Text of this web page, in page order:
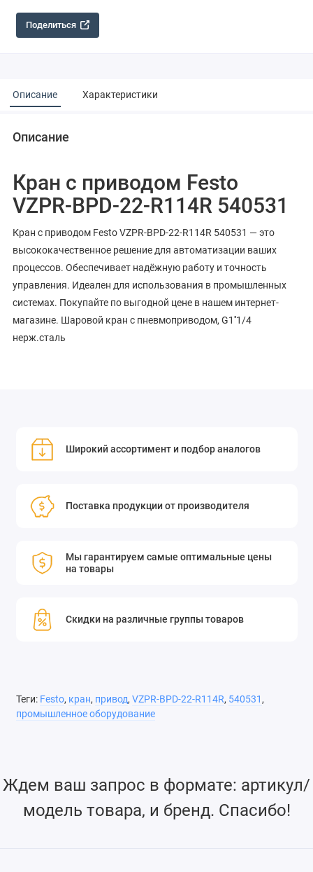
Поделиться
Описание Характеристики
Описание
Кран с приводом Festo
VZPR-BPD-22-R114R 540531
Кран с приводом Festo VZPR-BPD-22-R114R 540531 — это
высококачественное решение для автоматизации ваших
процессов. Обеспечивает надёжную работу и точность
управления. Идеален для использования в промышленных
системах. Покупайте по выгодной цене в нашем интернет-
магазине. Шаровой кран с пневмоприводом, G1''1/4
нерж.сталь
Широкий ассортимент и подбор аналогов
Поставка продукции от производителя
Мы гарантируем самые оптимальные цены
на товары
Скидки на различные группы товаров
Теги: Festo, кран, привод, VZPR-BPD-22-R114R, 540531,
промышленное оборудование
Ждем ваш запрос в формате: артикул/
модель товара, и бренд. Спасибо!